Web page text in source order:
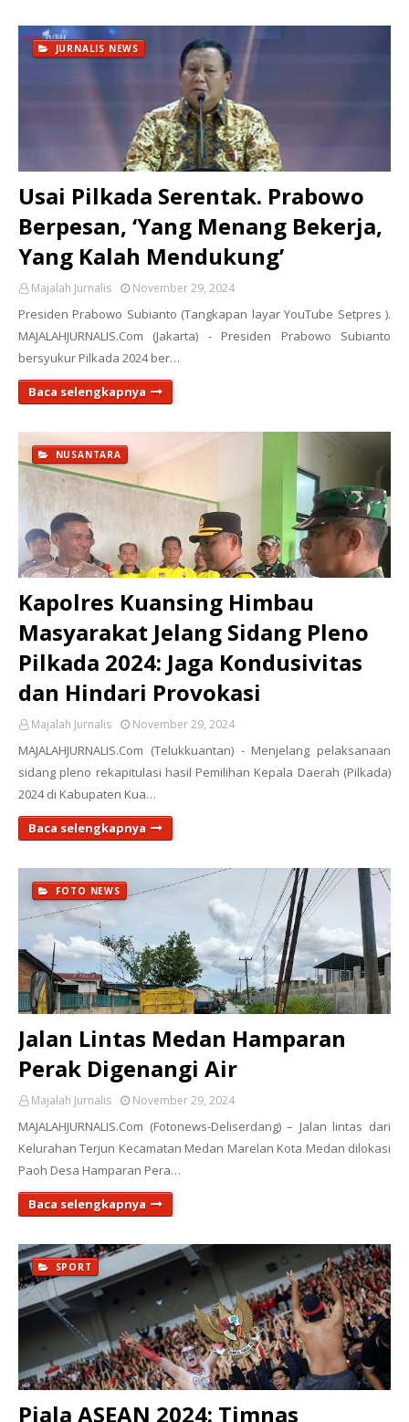
JURNALIS NEWS
Usai Pilkada Serentak. Prabowo
Berpesan, ‘Yang Menang Bekerja,
Yang Kalah Mendukung’
Majalah Jurnalis November 29, 2024
Presiden Prabowo Subianto (Tangkapan layar YouTube Setpres ).
MAJALAHJURNALIS.Com (Jakarta) - Presiden Prabowo Subianto
bersyukur Pilkada 2024 ber…
Baca selengkapnya
NUSANTARA
Kapolres Kuansing Himbau
Masyarakat Jelang Sidang Pleno
Pilkada 2024: Jaga Kondusivitas
dan Hindari Provokasi
Majalah Jurnalis November 29, 2024
MAJALAHJURNALIS.Com (Telukkuantan) - Menjelang pelaksanaan
sidang pleno rekapitulasi hasil Pemilihan Kepala Daerah (Pilkada)
2024 di Kabupaten Kua…
Baca selengkapnya
FOTO NEWS
Jalan Lintas Medan Hamparan
Perak Digenangi Air
Majalah Jurnalis November 29, 2024
MAJALAHJURNALIS.Com (Fotonews-Deliserdang) – Jalan lintas dari
Kelurahan Terjun Kecamatan Medan Marelan Kota Medan dilokasi
Paoh Desa Hamparan Pera…
Baca selengkapnya
SPORT
Piala ASEAN 2024: Timnas